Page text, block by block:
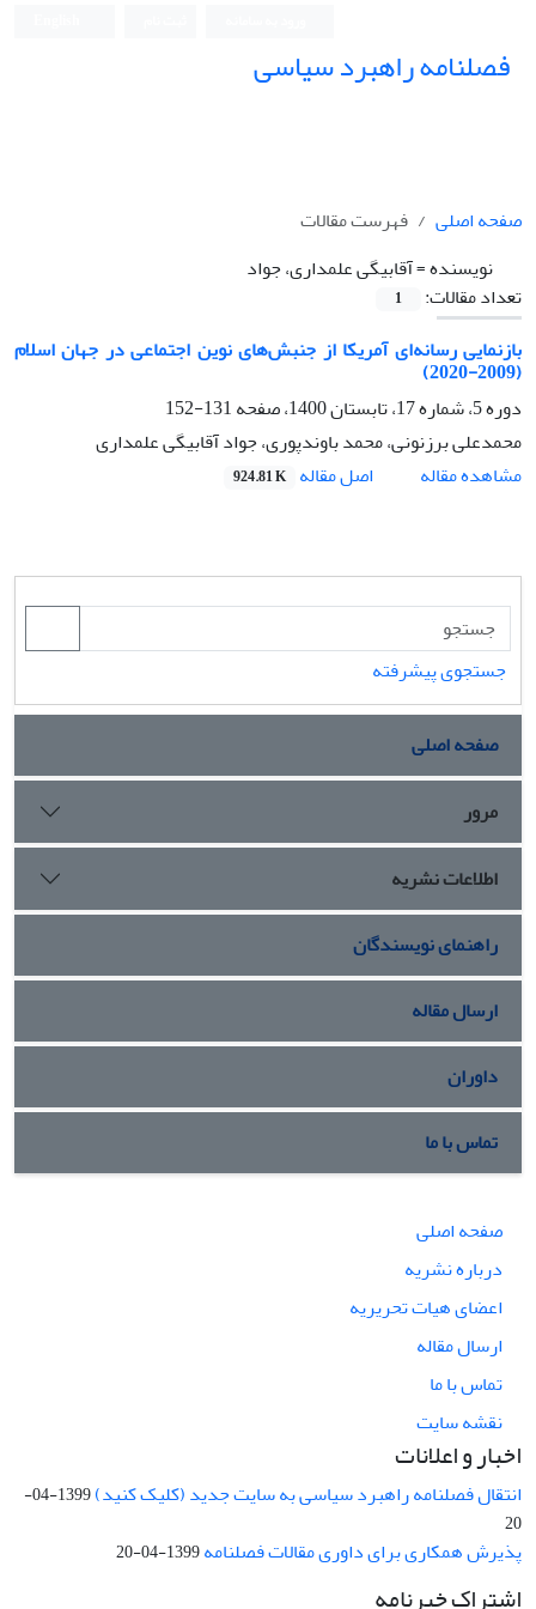
فصلنامه راهبرد سیاسی
صفحه اصلی
فهرست مقالات
نویسنده =آقابیگی علمداری، جواد
تعداد مقالات:
1
بازنمایی رسانه‌ای آمریکا از جنبش‌های نوین اجتماعی در جهان اسلام
(2009-2020)
دوره 5، شماره 17، تابستان 1400، صفحه
131-152
محمدعلی برزنونی، محمد باوندپوری، جواد آقابیگی علمداری
مشاهده مقاله
اصل مقاله 924.81 K
جستجوی پیشرفته
صفحه اصلی
مرور
اطلاعات نشریه
راهنمای نویسندگان
ارسال مقاله
داوران
تماس با ما
صفحه اصلی
درباره نشریه
اعضای هیات تحریریه
ارسال مقاله
تماس با ما
نقشه سایت
اخبار و اعلانات
انتقال فصلنامه راهبرد سیاسی به سایت جدید (کلیک کنید)
1399-04-
20
پذیرش همکاری برای داوری مقالات فصلنامه1399-04-20
اشتراک خبرنامه